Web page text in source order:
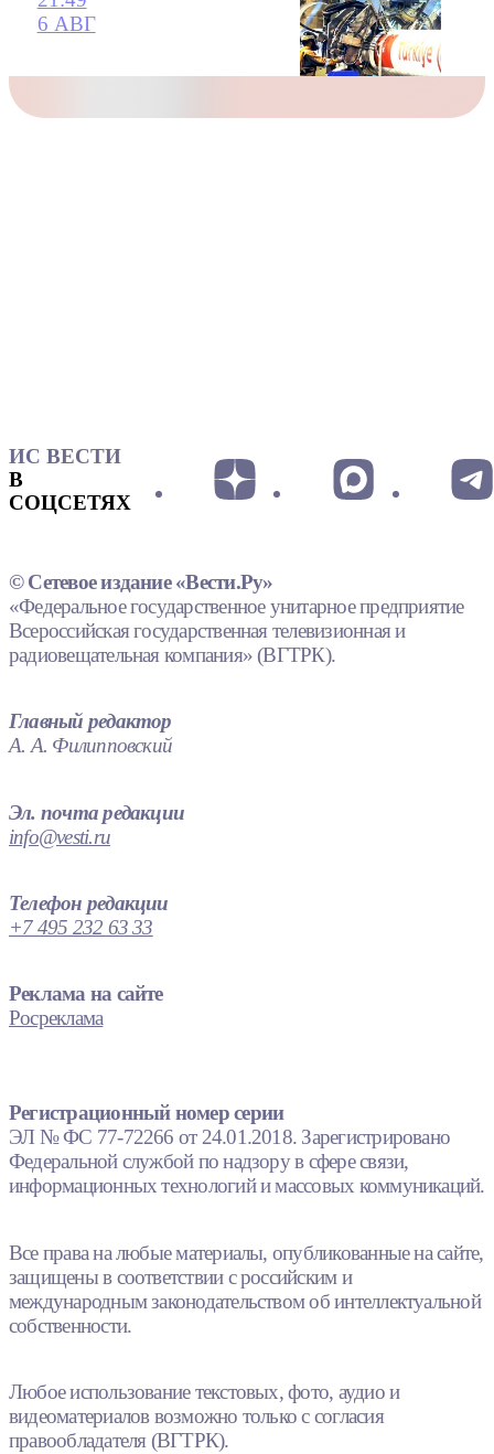
6 АВГ
ИС ВЕСТИ
В
СОЦСЕТЯХ
© Сетевое издание «Вести.Ру»
«Федеральное государственное унитарное предприятие
Всероссийская государственная телевизионная и
радиовещательная компания» (ВГТРК).
Главный редактор
А. А. Филипповский
Эл. почта редакции
info@vesti.ru
Телефон редакции
+7 495 232 63 33
Реклама на сайте
Росреклама
Регистрационный номер серии
ЭЛ № ФС 77-72266 от 24.01.2018. Зарегистрировано
Федеральной службой по надзору в сфере связи,
информационных технологий и массовых коммуникаций.
Все права на любые материалы, опубликованные на сайте,
защищены в соответствии с российским и
международным законодательством об интеллектуальной
собственности.
Любое использование текстовых, фото, аудио и
видеоматериалов возможно только с согласия
правообладателя (ВГТРК).